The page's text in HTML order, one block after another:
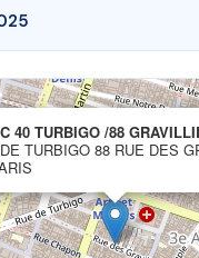
40 TURBIGO /88
TURBIGO 88 RUE DES